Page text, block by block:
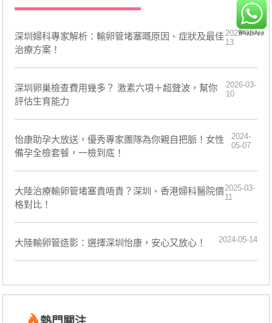
​深圳婦科專家解析：輸卵管堵塞嘅原因、症狀及最佳
治療方案！
2025-02-
13
深圳卵巢檢查費用幾多？ 激素六項＋超聲波，幫你
評估生育能力
2026-03-
10
怡康助孕大放送，優秀專家團隊為你親自把脈！女性
備孕全檢套餐，一檢到底！
2024-
05-07
大陸治療輸卵管堵塞貴唔貴？深圳、香港婦科醫院價
格對比！
2025-03-
11
大陸輸卵管造影：選擇深圳怡康，安心又放心！ 2024-05-14